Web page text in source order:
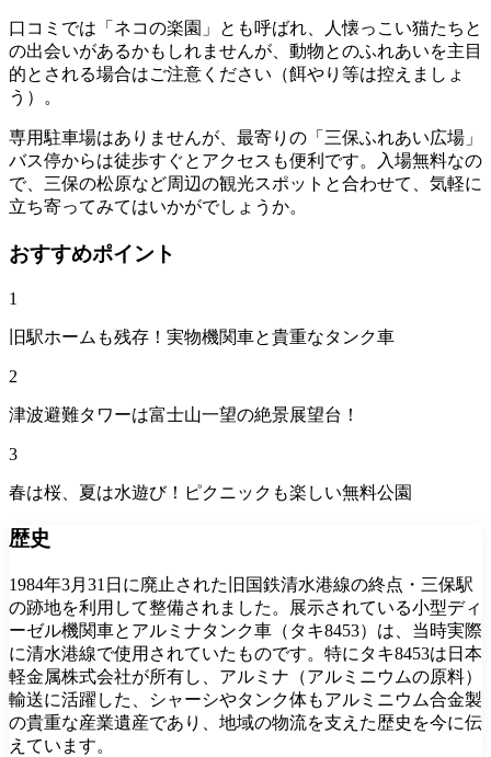
口コミでは「ネコの楽園」とも呼ばれ、人懐っこい猫たちと
の出会いがあるかもしれませんが、動物とのふれあいを主目
的とされる場合はご注意ください（餌やり等は控えましょ
う）。
専用駐車場はありませんが、最寄りの「三保ふれあい広場」
バス停からは徒歩すぐとアクセスも便利です。入場無料なの
で、三保の松原など周辺の観光スポットと合わせて、気軽に
立ち寄ってみてはいかがでしょうか。
おすすめポイント
1
旧駅ホームも残存！実物機関車と貴重なタンク車
2
津波避難タワーは富士山一望の絶景展望台！
3
春は桜、夏は水遊び！ピクニックも楽しい無料公園
歴史
1984年3月31日に廃止された旧国鉄清水港線の終点・三保駅
の跡地を利用して整備されました。展示されている小型ディ
ーゼル機関車とアルミナタンク車（タキ8453）は、当時実際
に清水港線で使用されていたものです。特にタキ8453は日本
軽金属株式会社が所有し、アルミナ（アルミニウムの原料）
輸送に活躍した、シャーシやタンク体もアルミニウム合金製
の貴重な産業遺産であり、地域の物流を支えた歴史を今に伝
えています。